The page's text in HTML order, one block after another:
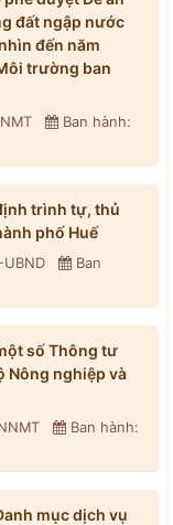
đất ngập nước
đến năm
trường ban
Ban hành:
trình tự, thủ
phố Huế
Ban
số Thông tư
Nông nghiệp và
Ban hành:
mục dịch vụ